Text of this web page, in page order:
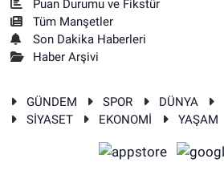
Puan Durumu ve Fikstür
Tüm Manşetler
Son Dakika Haberleri
Haber Arşivi
GÜNDEM SPOR DÜNYA
SİYASET
EKONOMİ YAŞAM